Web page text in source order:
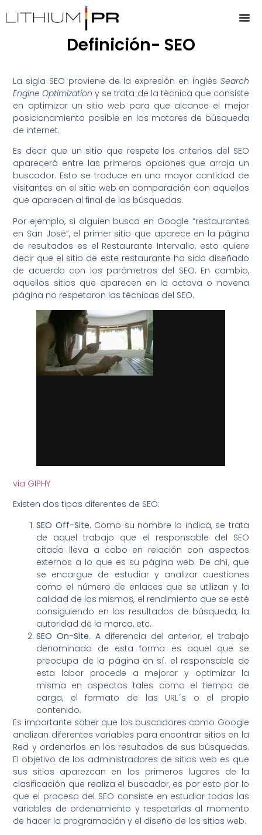
Definición- SEO
La sigla SEO proviene de la expresión en inglés Search
Engine Optimization y se trata de la técnica que consiste
en optimizar un sitio web para que alcance el mejor
posicionamiento posible en los motores de búsqueda
de internet.
Es decir que un sitio que respete los criterios del SEO
aparecerá entre las primeras opciones que arroja un
buscador. Esto se traduce en una mayor cantidad de
visitantes en el sitio web en comparación con aquellos
que aparecen al final de las búsquedas.
Por ejemplo, si alguien busca en Google “restaurantes
en San José”, el primer sitio que aparece en la página
de resultados es el Restaurante Intervallo, esto quiere
decir que el sitio de este restaurante ha sido diseñado
de acuerdo con los parámetros del SEO. En cambio,
aquellos sitios que aparecen en la octava o novena
página no respetaron las técnicas del SEO.
via GIPHY
Existen dos tipos diferentes de SEO:
SEO Off-Site. Como su nombre lo indica, se trata
de aquel trabajo que el responsable del SEO
citado lleva a cabo en relación con aspectos
externos a lo que es su página web. De ahí, que
se encargue de estudiar y analizar cuestiones
como el número de enlaces que se utilizan y la
calidad de los mismos, el rendimiento que se esté
consiguiendo en los resultados de búsqueda, la
autoridad de la marca, etc.
SEO On-Site. A diferencia del anterior, el trabajo
denominado de esta forma es aquel que se
preocupa de la página en sí. el responsable de
esta labor procede a mejorar y optimizar la
misma en aspectos tales como el tiempo de
carga, el formato de las URL´s o el propio
contenido.
Es importante saber que los buscadores como Google
analizan diferentes variables para encontrar sitios en la
Red y ordenarlos en los resultados de sus búsquedas.
El objetivo de los administradores de sitios web es que
sus sitios aparezcan en los primeros lugares de la
clasificación que realiza el buscador, es por esto por lo
que el proceso del SEO consiste en estudiar todas las
variables de ordenamiento y respetarlas al momento
de hacer la programación y el diseño de los sitios web.